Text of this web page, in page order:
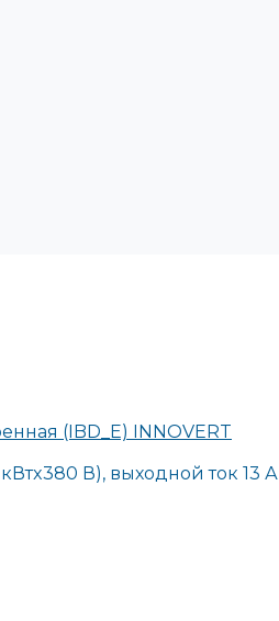
(IBD_E) INNOVERT
В), выходной ток 13 А